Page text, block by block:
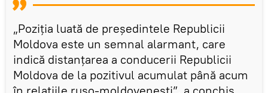
„Poziția luată de președintele Republicii
Moldova este un semnal alarmant, care
indică distanțarea a conducerii Republicii
Moldova de la pozitivul acumulat până acum